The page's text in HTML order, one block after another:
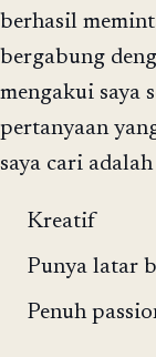
berhasil
bergabung
mengakui saya
pertanyaan
saya cari
Kreatif
Punya latar
Penuh